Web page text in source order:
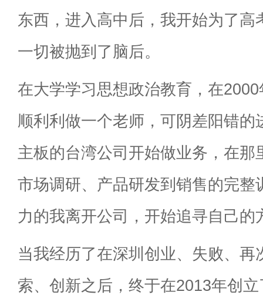
东西，进入高中后，我开始为了高
一切被抛到了脑后。
在大学学习思想政治教育，在
顺利利做一个老师，可阴差阳错的
主板的台湾公司开始做业务，在那
市场调研、产品研发到销售的完整
力的我离开公司，开始追寻自己的
当我经历了在深圳创业、失败、再
索、创新之后，终于在2013年创